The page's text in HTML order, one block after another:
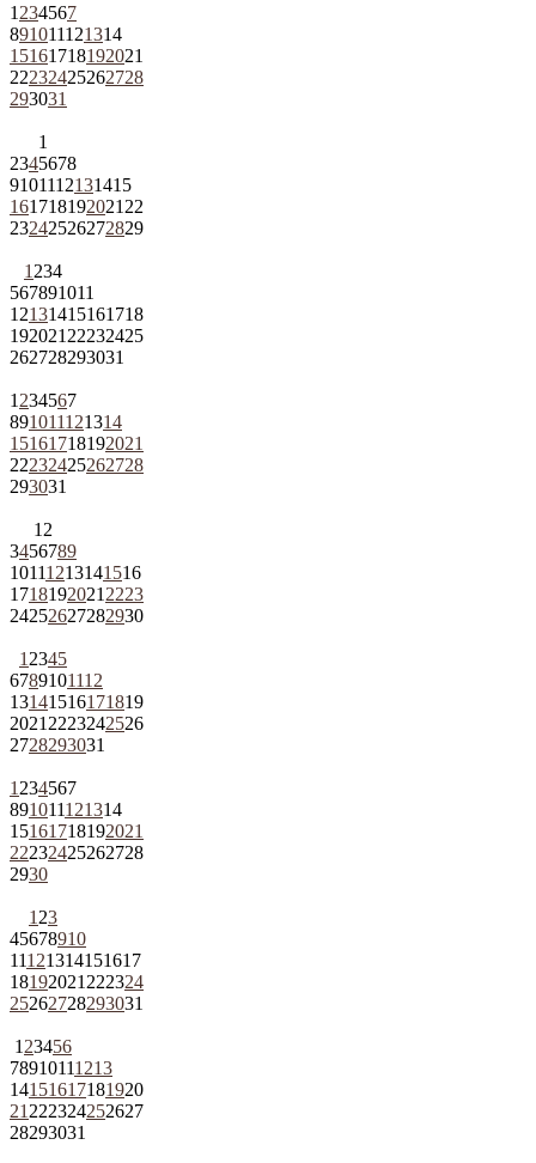
1 234567
891011121314
15161718192021
22232425262728
293031
1
2345678
9101112131415
161718192021 22
23242526272829
1 234
567891011
12131415161718
192021 22232425
262728293031
1 234567
891011121314
15161718192021
22232425262728
293031
1 2
3456789
10111213141516
1718192021 2223
24252627282930
1 2345
6789101112
13141516171819
2021 2223242526
2728293031
1 234567
891011121314
15161718192021
22232425262728
2930
1 23
45678910
11121314151617
18192021 222324
25262728293031
1 23456
78910111213
14151617181920
21 222324252627
28293031